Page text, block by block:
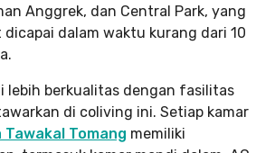
Anggrek, dan Central Park, yang
dicapai dalam waktu kurang dari 10
lebih berkualitas dengan fasilitas
di coliving ini. Setiap kamar
Tawakal Tomang memiliki